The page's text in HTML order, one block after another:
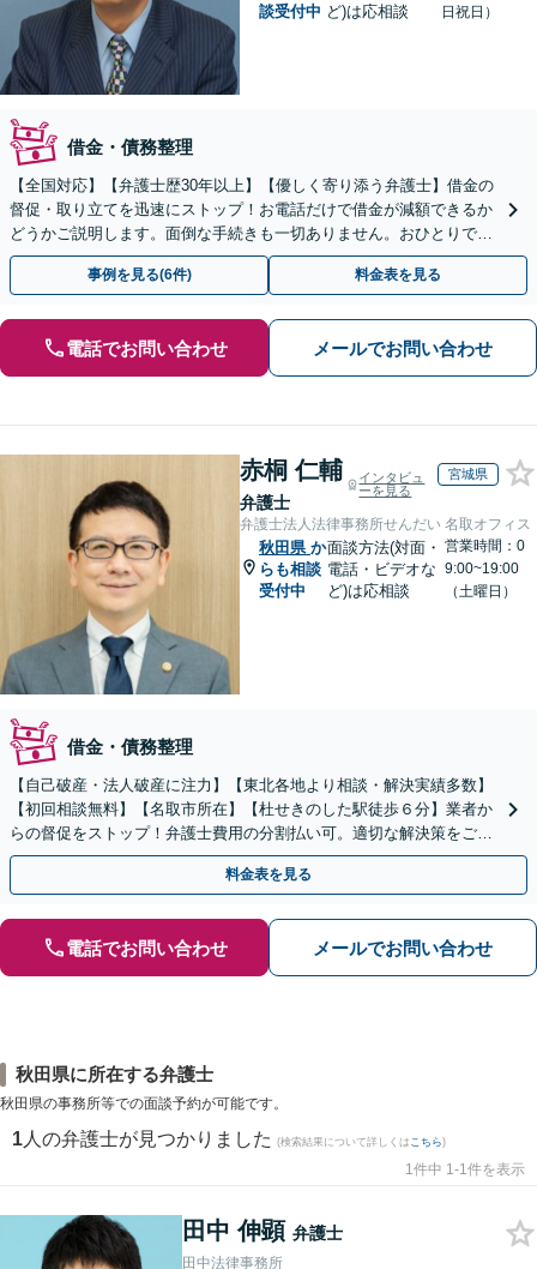
談受付中 ど)は応相談
日祝日）
借金・債務整理
【全国対応】【弁護士歴30年以上】【優しく寄り添う弁護士】借金の
督促・取り立てを迅速にストップ！お電話だけで借金が減額できるか
どうかご説明します。面倒な手続きも一切ありません。おひとりで悩
まず、お気軽にご相談ください。【電話相談可】
事例を見る(6件) 料金表を見る
電話でお問い合わせ メールでお問い合わせ
赤桐 仁輔
弁護士
インタビュ
ーを見る
宮城県
弁護士法人法律事務所せんだい 名取オフィス
秋田県 か
らも相談
受付中
面談方法(対面・
電話・ビデオな
ど)は応相談
営業時間：0
9:00~19:00
（土曜日）
借金・債務整理
【自己破産・法人破産に注力】【東北各地より相談・解決実績多数】
【初回相談無料】【名取市所在】【杜せきのした駅徒歩６分】業者か
らの督促をストップ！弁護士費用の分割払い可。適切な解決策をご提
案します【土曜相談可】【駐車場完備】【完全個室】
料金表を見る
電話でお問い合わせ メールでお問い合わせ
秋田県に所在する弁護士
秋田県の事務所等での面談予約が可能です。
1 人の弁護士が見つかりました (検索結果について詳しくは こちら)
1件中 1-1件を表示
田中 伸顕 弁護士
田中法律事務所